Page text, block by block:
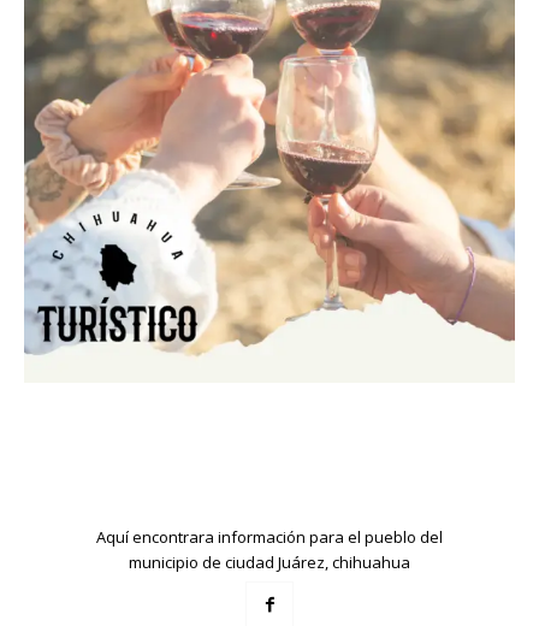
Aquí encontrara información para el pueblo del
municipio de ciudad Juárez, chihuahua